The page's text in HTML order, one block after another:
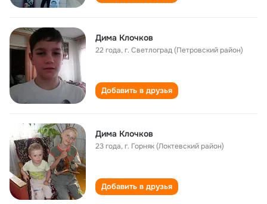
Дима Клочков
22 года,г. Светлоград (Петровский район)
Добавить в друзья
Дима Клочков
23 года,г. Горняк (Локтевский район)
Добавить в друзья